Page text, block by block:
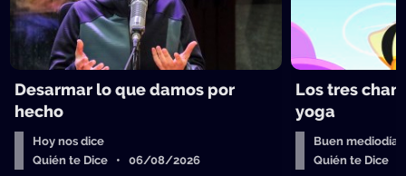
Desarmar lo que damos por
hecho
Hoy nos dice
Quién te Dice • 06/08/2026
Los tres
yoga
Buen mediodía
Quién te Dice